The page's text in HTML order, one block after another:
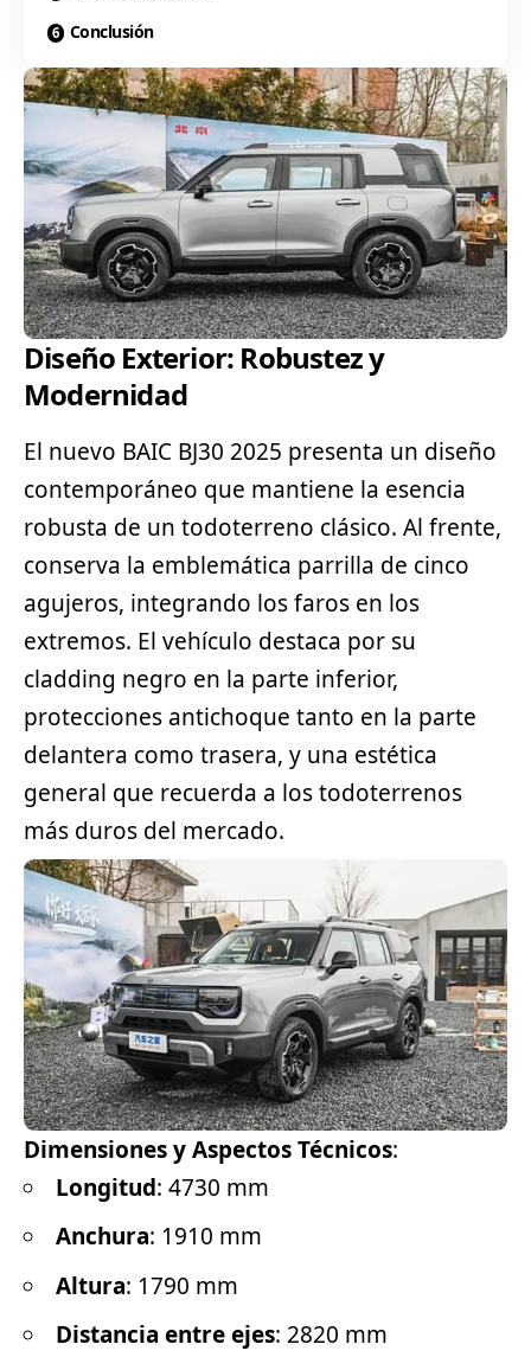
Conclusión
Diseño Exterior: Robustez y
Modernidad
El nuevo BAIC BJ30 2025 presenta un diseño
contemporáneo que mantiene la esencia
robusta de un todoterreno clásico. Al frente,
conserva la emblemática parrilla de cinco
agujeros, integrando los faros en los
extremos. El vehículo destaca por su
cladding negro en la parte inferior,
protecciones antichoque tanto en la parte
delantera como trasera, y una estética
general que recuerda a los todoterrenos
más duros del mercado.
Dimensiones y Aspectos Técnicos:
Longitud: 4730 mm
Anchura: 1910 mm
Altura: 1790 mm
Distancia entre ejes: 2820 mm